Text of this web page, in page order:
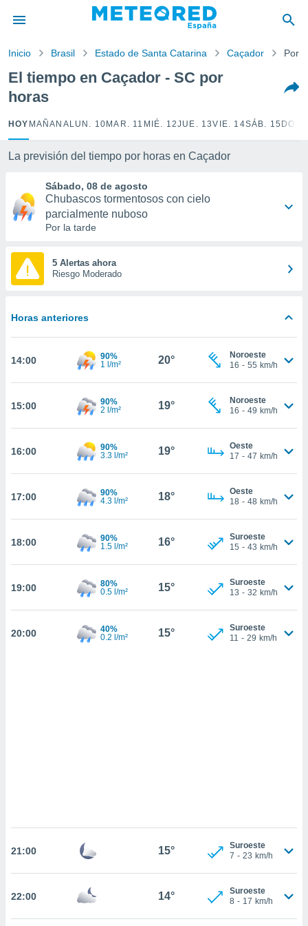
por
para
la
calidad.
a este
las
y
forma
contenido
coste.
botón
a la
la
ya sean
en
perfil
nuestra
cookies
En
ACEPTAR
CONTINUAR
CONFIGURACIÓN
Inicio Brasil Estado de Santa Catarina Caçador Por
El tiempo en Caçador - SC por
horas
HOY MAÑANA LUN. 10 MAR. 11 MIÉ. 12JUE. 13VIE. 14SÁB. 15
La previsión del tiempo por horas en Caçador
Sábado, 08 de agosto
Chubascos tormentosos con cielo
parcialmente nuboso
Por la tarde
5 Alertas ahora
Riesgo Moderado
Horas anteriores
14:00
90%
1 l/m²
20°
Noroeste
16 - 55 km/h
15:00
90%
2 l/m²
19°
Noroeste
16 - 49 km/h
16:00
90%
3.3 l/m²
19°
Oeste
17 - 47 km/h
17:00
90%
4.3 l/m²
18°
Oeste
18 - 48 km/h
18:00
90%
1.5 l/m²
16°
Suroeste
15 - 43 km/h
19:00
80%
0.5 l/m²
15°
Suroeste
13 - 32 km/h
20:00
40%
0.2 l/m²
15°
Suroeste
11 - 29 km/h
21:00 15°
Suroeste
7 - 23 km/h
22:00 14°
Suroeste
8 - 17 km/h